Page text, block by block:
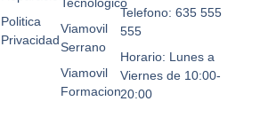
Viamovil
Serrano
Viamovil
Formacion
Politica
Privacidad
Telefono: 635 555
555
Horario: Lunes a
Viernes de 10:00-
20:00